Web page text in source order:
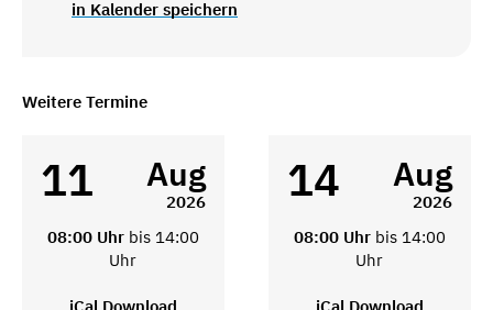
in Kalender speichern
Weitere Termine
11 Aug
2026
08:00 Uhr bis 14:00
Uhr
14 Aug
2026
08:00 Uhr bis 14:00
Uhr